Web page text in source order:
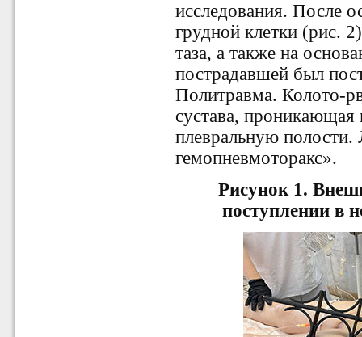
исследования. После
грудной клетки (рис.
таза, а также на
пострадавшей был
Политравма. Колото-
сустава,
плевральную полости.
гемопневмоторакс».
Рисунок 1.
поступлении в